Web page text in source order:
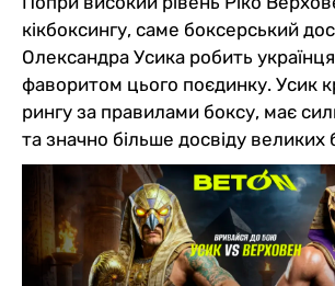
кікбоксингу, саме боксерський
Олександра Усика робить
фаворитом цього поєдинку. Усик
рингу за правилами боксу, має
та значно більше досвіду великих